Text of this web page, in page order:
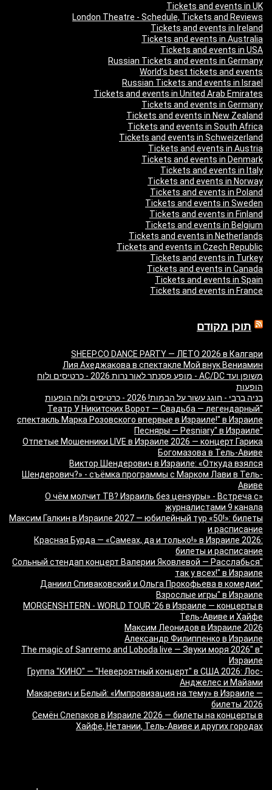
Tickets and events in UK
London Theatre - Schedule, Tickets and Reviews
Tickets and events in Ireland
Tickets and events in Australia
Tickets and events in USA
Russian Tickets and events in Germany
World’s best tickets and events
Russian Tickets and events in Israel
Tickets and events in United Arab Emirates
Tickets and events in Germany
Tickets and events in New Zealand
Tickets and events in South Africa
Tickets and events in Schweizerland
Tickets and events in Austria
Tickets and events in Denmark
Tickets and events in Italy
Tickets and events in Norway
Tickets and events in Poland
Tickets and events in Sweden
Tickets and events in Finland
Tickets and events in Belgium
Tickets and events in Netherlands
Tickets and events in Czech Republic
Tickets and events in Turkey
Tickets and events in Canada
Tickets and events in Spain
Tickets and events in France
תוכן מקודם
SHEEP.CO DANCE PARTY — ЛЕТО 2026 в Калгари
Лия Ахеджакова в спектакле Мой внук Вениамин
משופן ועד AC/DC - מופע פסנתר לאור נרות 2026 - כרטיסים ולוח
הופעות
בניה ברבי - חוגג עשור על הבמות! 2026 - כרטיסים ולוח הופעות
"Театр У Никитских Ворот — Свадьба — легендарный
спектакль Марка Розовского впервые в Израиле!" в Израиле
"Песняры — Pesniary" в Израиле
Отпетые Мошенники LIVE в Израиле 2026 — концерт Гарика
Богомазова в Тель-Авиве
Виктор Шендерович в Израиле: «Откуда взялся
Шендерович?» - съёмка программы с Марком Лави в Тель-
Авиве
«О чём молчит ТВ? Израиль без цензуры» - Встреча с
журналистами 9 канала
Максим Галкин в Израиле 2027 — юбилейный тур «50!»: билеты
и расписание
Красная Бурда — «Самеах, да и только!» в Израиле 2026:
билеты и расписание
"Сольный стендап концерт Валерии Яковлевой — Расслабься
так у всех!" в Израиле
"Даниил Спиваковский и Ольга Прокофьева в комедии
Взрослые игры" в Израиле
MORGENSHTERN - WORLD TOUR '26 в Израиле — концерты в
Тель-Авиве и Хайфе
Максим Леонидов в Израиле 2026
Александр Филиппенко в Израиле
"The magic of Sanremo and Loboda live — Звуки моря 2026" в
Израиле
Группа "КИНО" — "Невероятный концерт" в США 2026: Лос-
Анджелес и Майами
Макаревич и Белый: «Импровизация на тему» в Израиле —
билеты 2026
Семён Слепаков в Израиле 2026 — билеты на концерты в
Хайфе, Нетании, Тель-Авиве и других городах